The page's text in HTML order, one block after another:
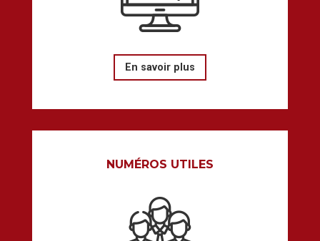
En savoir plus
NUMÉROS UTILES